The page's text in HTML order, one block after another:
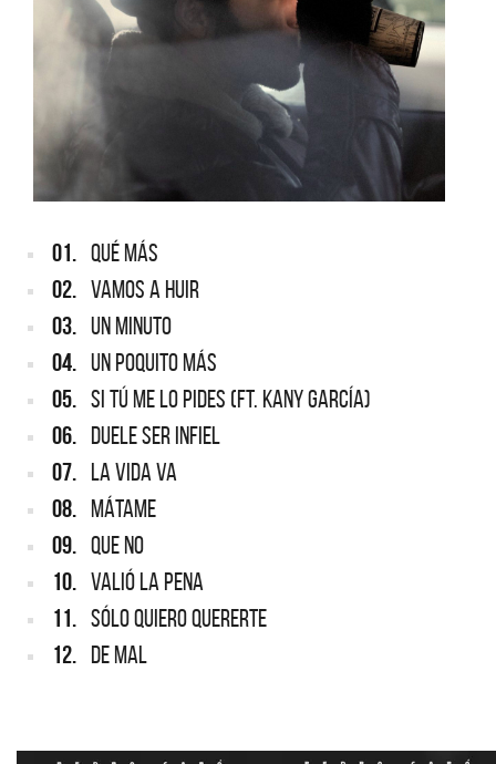
01. QUÉ MÁS
02. VAMOS A HUIR
03. UN MINUTO
04. UN POQUITO MÁS
05. SI TÚ ME LO PIDES (FT. KANY GARCÍA)
06. DUELE SER INFIEL
07. LA VIDA VA
08. MÁTAME
09. QUE NO
10. VALIÓ LA PENA
11. SÓLO QUIERO QUERERTE
12. DE MAL